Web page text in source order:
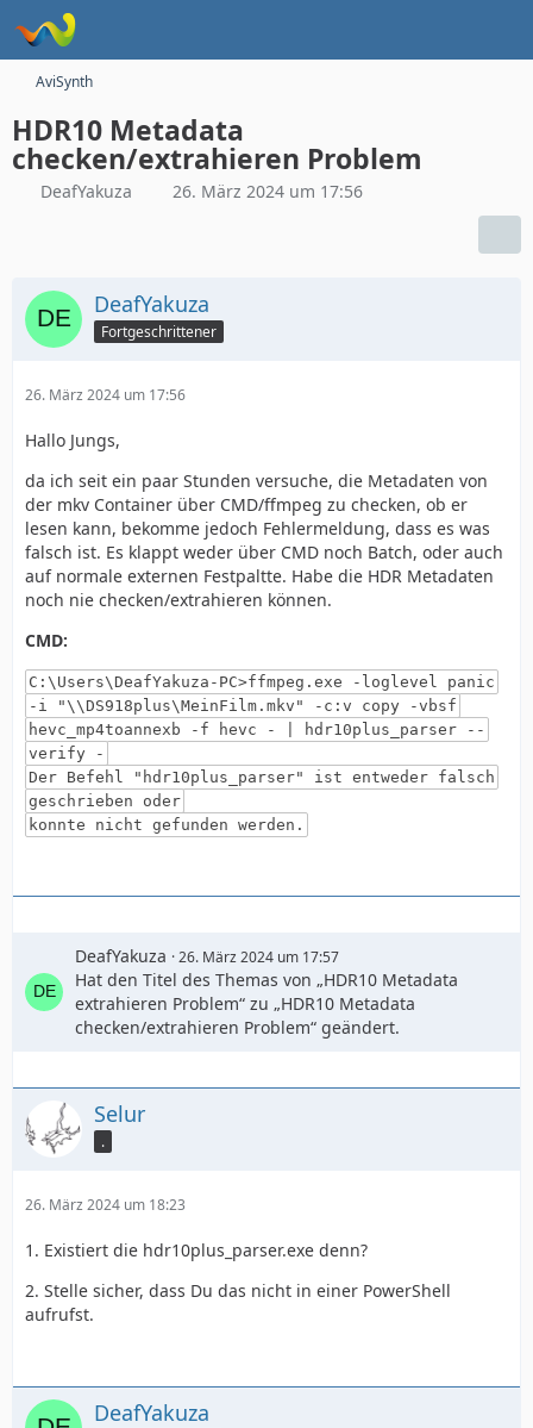
AviSynth
HDR10 Metadata
checken/extrahieren Problem
DeafYakuza 26. März 2024 um 17:56
DeafYakuza
Fortgeschrittener
26. März 2024 um 17:56
Hallo Jungs,
da ich seit ein paar Stunden versuche, die Metadaten von
der mkv Container über CMD/ffmpeg zu checken, ob er
lesen kann, bekomme jedoch Fehlermeldung, dass es was
falsch ist. Es klappt weder über CMD noch Batch, oder auch
auf normale externen Festpaltte. Habe die HDR Metadaten
noch nie checken/extrahieren können.
CMD:
C:\Users\DeafYakuza-PC>ffmpeg.exe -loglevel panic
-i "\\DS918plus\MeinFilm.mkv" -c:v copy -vbsf
hevc_mp4toannexb -f hevc - | hdr10plus_parser --
verify -
Der Befehl "hdr10plus_parser" ist entweder falsch
geschrieben oder
konnte nicht gefunden werden.
DeafYakuza 26. März 2024 um 17:57
Hat den Titel des Themas von „HDR10 Metadata
extrahieren Problem“ zu „HDR10 Metadata
checken/extrahieren Problem“ geändert.
Selur
.
26. März 2024 um 18:23
1. Existiert die hdr10plus_parser.exe denn?
2. Stelle sicher, dass Du das nicht in einer PowerShell
aufrufst.
DeafYakuza